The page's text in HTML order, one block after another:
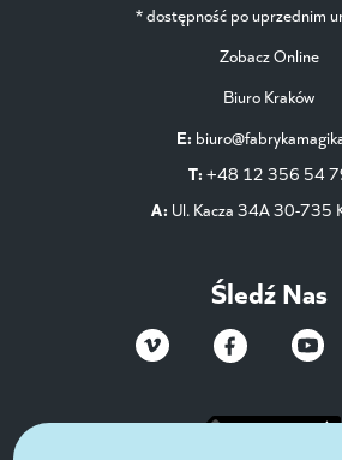
* dostępność po uprzednim
Zobacz Online
Biuro Kraków
E:
T: +48 12 356 54
A: Ul. Kacza 34A 30-735
Śledź Nas